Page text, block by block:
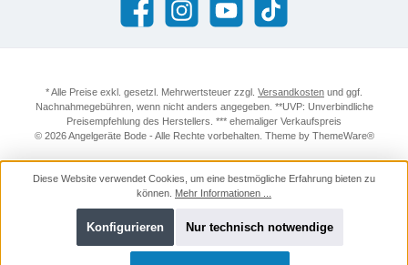
Facebook Instagram YouTube TikTok
* Alle Preise exkl. gesetzl. Mehrwertsteuer zzgl. Versandkosten und ggf.
Nachnahmegebühren, wenn nicht anders angegeben. **UVP: Unverbindliche
Preisempfehlung des Herstellers. *** ehemaliger Verkaufspreis
© 2026 Angelgeräte Bode - Alle Rechte vorbehalten. Theme by ThemeWare®
Diese Website verwendet Cookies, um eine bestmögliche Erfahrung bieten zu
können. Mehr Informationen ...
Nur technisch notwendige
Konfigurieren